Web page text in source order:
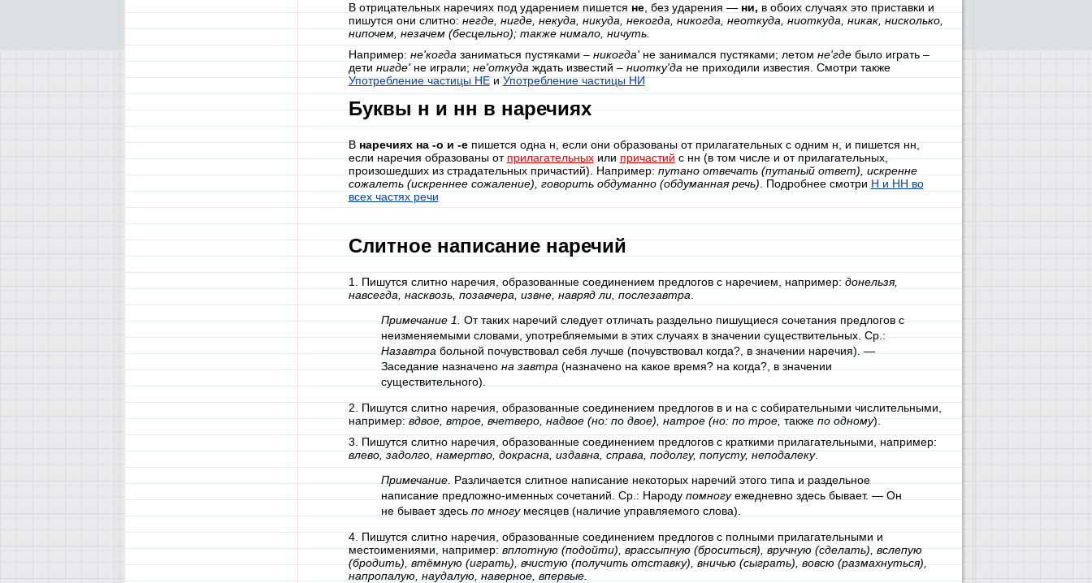
В отрицательных наречиях под ударением пишется не, без ударения — ни, в обоих случаях это приставки и
пишутся они слитно: негде, нигде, некуда, никуда, некогда, никогда, неоткуда, ниоткуда, никак, нисколько,
нипочем, незачем (бесцельно); также нимало, ничуть.
Например: не'когда заниматься пустяками – никогда' не занимался пустяками; летом не'гдебыло играть –
дети нигде'не играли; не'откуда ждать известий – ниотку'да не приходили известия. Смотри также
Употребление частицы НЕиУпотребление частицы НИ
Буквы н и нн в наречиях
Внаречиях на -о и -епишется одна н, если они образованы от прилагательных с одним н, и пишется нн,
если наречия образованы отприлагательныхилипричастийс нн (в том числе и от прилагательных,
произошедших из страдательных причастий). Например: путано отвечать (путаный ответ), искренне
сожалеть (искреннее сожаление), говорить обдуманно (обдуманная речь) . Подробнее смотри Н и НН во
всех частях речи
Слитное написание наречий
1. Пишутся слитно наречия, образованные соединением предлогов с наречием, например: донельзя,
навсегда, насквозь, позавчера, извне, навряд ли, послезавтра
Примечание 1.От таких наречий следует отличать раздельно пишущиеся сочетания предлогов с
неизменяемыми словами, употребляемыми в этих случаях в значении существительных. Ср.:
Назавтрабольной почувствовал себя лучше (почувствовал когда?, в значении наречия). —
Заседание назначено на завтра (назначено на какое время? на когда?, в значении
существительного).
2. Пишутся слитно наречия, образованные соединением предлогов в и на с собирательными числительными,
например:вдвое, втрое, вчетверо, надвое (но: по двое), натрое (но: по трое,такжепо одному).
3. Пишутся слитно наречия, образованные соединением предлогов с краткими прилагательными, например:
влево, задолго, намертво, докрасна, издавна, справа, подолгу, попусту, неподалеку.
Примечание. Различается слитное написание некоторых наречий этого типа и раздельное
написание предложно-именных сочетаний. Ср.: Народу помногуежедневно здесь бывает. — Он
не бывает здесь по многумесяцев (наличие управляемого слова).
4. Пишутся слитно наречия, образованные соединением предлогов с полными прилагательными и
местоимениями, например:вплотную (подойти), врассыпную (броситься), вручную (сделать), вслепую
(бродить), втёмную (играть), вчистую (получить отставку), вничью (сыграть), вовсю (размахнуться),
напропалую, наудалую, наверное, впервые.